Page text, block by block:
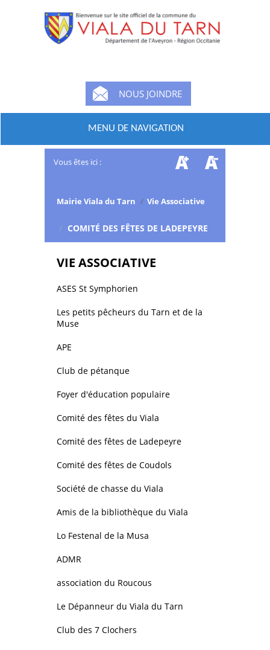
NOUS JOINDRE
MENU DE NAVIGATION
Vous êtes ici :
Mairie Viala du Tarn / Vie Associative
/ COMITÉ DES FÊTES DE LADEPEYRE
VIE ASSOCIATIVE
ASES St Symphorien
Les petits pêcheurs du Tarn et de la
Muse
APE
Club de pétanque
Foyer d'éducation populaire
Comité des fêtes du Viala
Comité des fêtes de Ladepeyre
Comité des fêtes de Coudols
Société de chasse du Viala
Amis de la bibliothèque du Viala
Lo Festenal de la Musa
ADMR
association du Roucous
Le Dépanneur du Viala du Tarn
Club des 7 Clochers